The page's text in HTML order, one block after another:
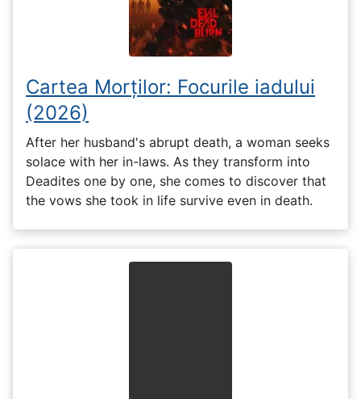
Cartea Morților: Focurile iadului
(2026)
After her husband's abrupt death, a woman seeks
solace with her in-laws. As they transform into
Deadites one by one, she comes to discover that
the vows she took in life survive even in death.